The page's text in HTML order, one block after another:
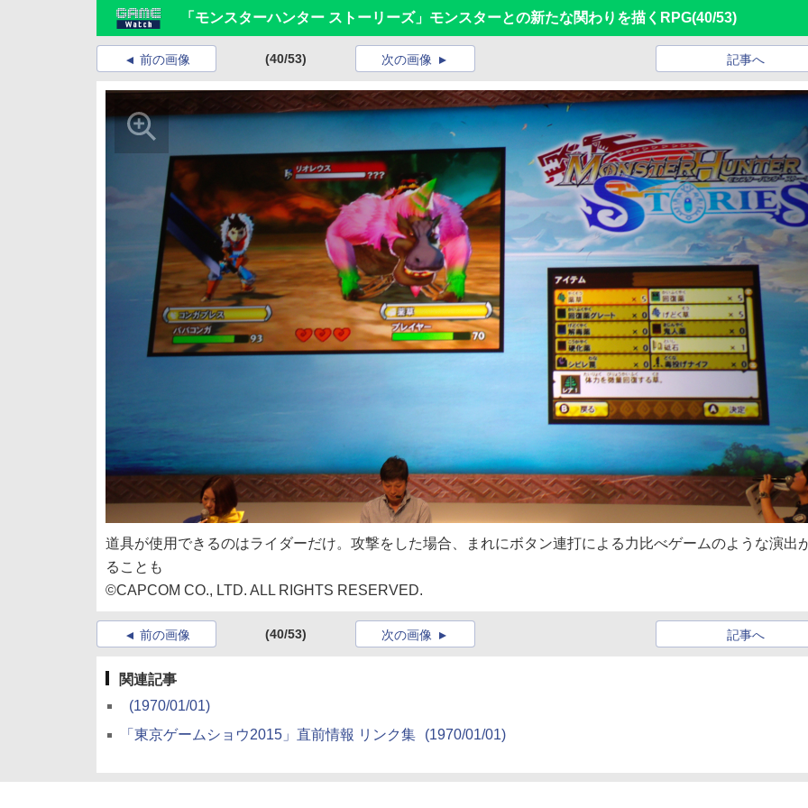
「モンスターハンター ストーリーズ」モンスターとの新たな関わりを描くRPG(40/53)
前の画像 (40/53) 記事へ
次の画像
道具が使用できるのはライダーだけ。攻撃をした場合、まれにボタン連打による力比べゲームのような演出
ることも
©CAPCOM CO., LTD. ALL RIGHTS RESERVED.
前の画像 (40/53) 記事へ
次の画像
関連記事
(1970/01/01)
「東京ゲームショウ2015」直前情報 リンク集
(1970/01/01)